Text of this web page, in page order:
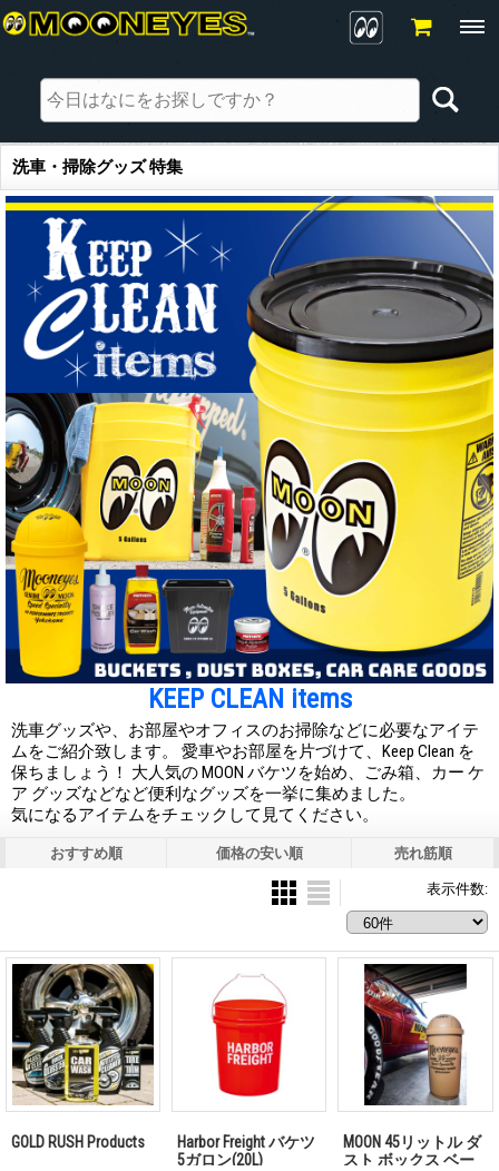
洗車・掃除グッズ 特集
KEEP CLEAN items
洗車グッズや、お部屋やオフィスのお掃除などに必要なアイテ
ムをご紹介致します。 愛車やお部屋を片づけて、Keep Clean を
保ちましょう！ 大人気の MOON バケツを始め、ごみ箱、カー ケ
ア グッズなどなど便利なグッズを一挙に集めました。
気になるアイテムをチェックして見てください。
おすすめ順 価格の安い順 売れ筋順
表示件数:
GOLD RUSH Products
Harbor Freight バケツ
5ガロン(20L)
MOON 45リットル ダ
スト ボックス ベー